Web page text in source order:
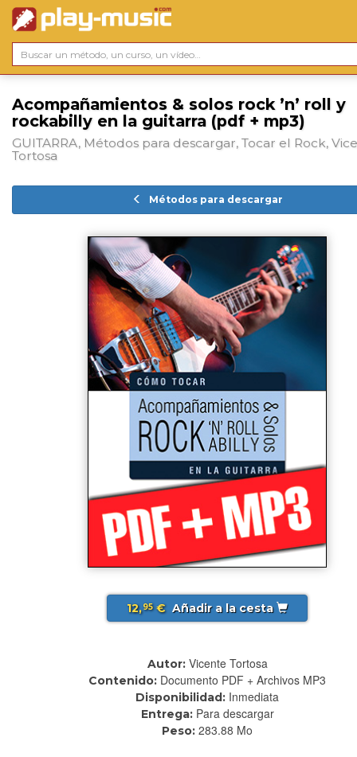
Acompañamientos & solos rock ’n’ roll y
rockabilly en la guitarra (pdf + mp3)
GUITARRA, Métodos para descargar, Tocar el Rock,
Tortosa
Métodos para descargar
12,95€ Añadir a la cesta
Autor: Vicente Tortosa
Contenido: Documento PDF + Archivos MP3
Disponibilidad: Inmediata
Entrega: Para descargar
Peso: 283.88 Mo